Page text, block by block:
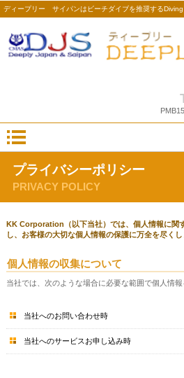
ディープリー サイパンはビーチダイブを推奨するDiving
プライバシーポリシー
PRIVACY POLICY
KK Corporation（以下当社）では、個人情報に関
し、お客様の大切な個人情報の保護に万全を尽くし
個人情報の収集について
当社では、次のような場合に必要な範囲で個人情報
当社へのお問い合わせ時
当社へのサービスお申し込み時